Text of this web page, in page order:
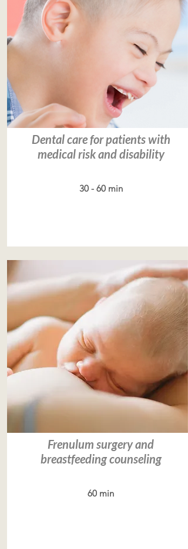
Dental care for patients with
medical risk and disability
30 - 60 min
Frenulum surgery and
breastfeeding counseling
60 min